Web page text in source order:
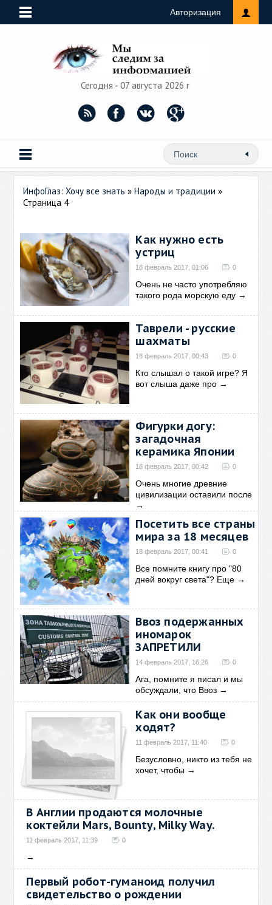
Авторизация
Сегодня - 07 августа 2026 г
ИнфоГлаз: Хочу все знать »Народы и традиции »
Страница 4
Как нужно есть
устриц
18 февраль 2017, 01:06 0
Очень не часто употребляю
такого рода морскую еду →
Таврели - русские
шахматы
18 февраль 2017, 00:43 0
Кто слышал о такой игре? Я
вот слыша даже про →
Фигурки догу:
загадочная
керамика Японии
18 февраль 2017, 00:42 0
Очень многие древние
цивилизации оставили после
→
Посетить все страны
мира за 18 месяцев
18 февраль 2017, 00:41 0
Все помните книгу про "80
дней вокруг света"? Еще →
Ввоз подержанных
иномарок
ЗАПРЕТИЛИ
14 февраль 2017, 16:26 0
Ага, помните я писал и мы
обсуждали, что Ввоз →
Как они вообще
ходят?
11 февраль 2017, 11:40 0
Безусловно, никто из тебя не
хочет, чтобы →
В Англии продаются молочные
коктейли Mars, Bounty, Milky Way.
11 февраль 2017, 11:39 0
→
Первый робот-гуманоид получил
свидетельство о рождении